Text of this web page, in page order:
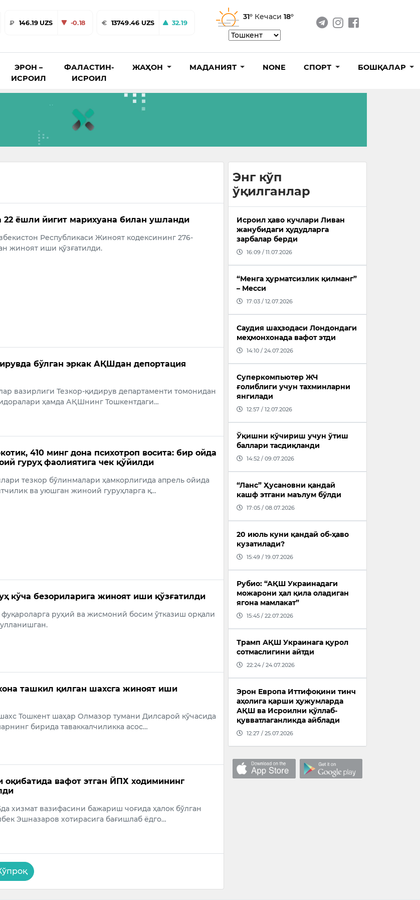
₽ 146.19 UZS -0.18 € 13749.46 UZS 32.19
31° Кечаси 18°
ЭРОН –
ИСРОИЛ
ФАЛАСТИН-
ИСРОИЛ
ЖАҲОН МАДАНИЯТ NONE СПОРТ БОШҚАЛАР
22 ёшли йигит марихуана билан ушланди
Республикаси Жиноят кодексининг 276-
жиноят иши қўзғатилди.
бўлган эркак АҚШдан депортация
вазирлиги Тезкор-қидирув департаменти томонидан
ҳамда АҚШнинг Тошкентдаги…
410 минг дона психотроп восита: бир ойда
гуруҳ фаолиятига чек қўйилди
тезкор бўлинмалари ҳамкорлигида апрель ойида
ва уюшган жиноий гуруҳларга қ…
кўча безориларига жиноят иши қўзғатилди
руҳий ва жисмоний босим ўтказиш орқали
ташкил қилган шахсга жиноят иши
Тошкент шаҳар Олмазор тумани Дилсарой кўчасида
бирида таваккалчиликка асос…
оқибатида вафот этган ЙПХ ходимининг
хизмат вазифасини бажариш чоғида ҳалок бўлган
Эшназаров хотирасига бағишлаб ёдго…
Энг кўп
ўқилганлар
Исроил ҳаво кучлари Ливан
жанубидаги ҳудудларга
зарбалар берди
16:09 / 11.07.2026
“Менга ҳурматсизлик қилманг”
– Месси
17:03 / 12.07.2026
Саудия шаҳзодаси Лондондаги
меҳмонхонада вафот этди
14:10 / 24.07.2026
Суперкомпьютер ЖЧ
ғолиблиги учун тахминларни
янгилади
12:57 / 12.07.2026
Ўқишни кўчириш учун ўтиш
баллари тасдиқланди
14:52 / 09.07.2026
“Ланс” Ҳусановни қандай
кашф этгани маълум бўлди
17:05 / 08.07.2026
20 июль куни қандай об-ҳаво
кузатилади?
15:49 / 19.07.2026
Рубио: “АҚШ Украинадаги
можарони ҳал қила оладиган
ягона мамлакат”
15:45 / 22.07.2026
Трамп АҚШ Украинага қурол
сотмаслигини айтди
22:24 / 24.07.2026
Эрон Европа Иттифоқини тинч
аҳолига қарши ҳужумларда
АҚШ ва Исроилни қўллаб-
қувватлаганликда айблади
12:27 / 25.07.2026